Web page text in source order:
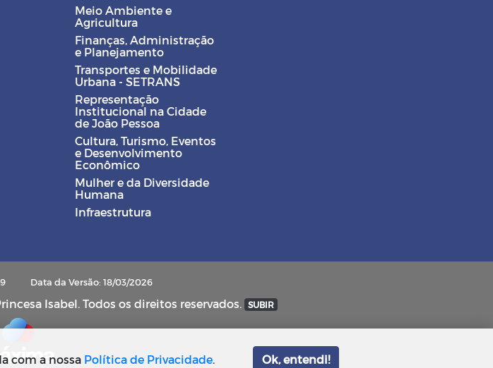
Meio Ambiente e
Agricultura
Finanças, Administração
e Planejamento
Transportes e Mobilidade
Urbana - SETRANS
Representação
Institucional na Cidade
de João Pessoa
Cultura, Turismo, Eventos
e Desenvolvimento
Econômico
Mulher e da Diversidade
Humana
Infraestrutura
Data da Versão: 18/03/2026
Isabel. Todos os direitos reservados. SUBIR
com a nossa Política de Privacidade. Ok, entendi!